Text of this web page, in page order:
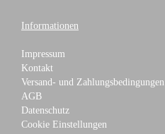
Informationen
Impressum
Kontakt
Versand- und Zahlungsbedingungen
AGB
Datenschutz
Cookie Einstellungen